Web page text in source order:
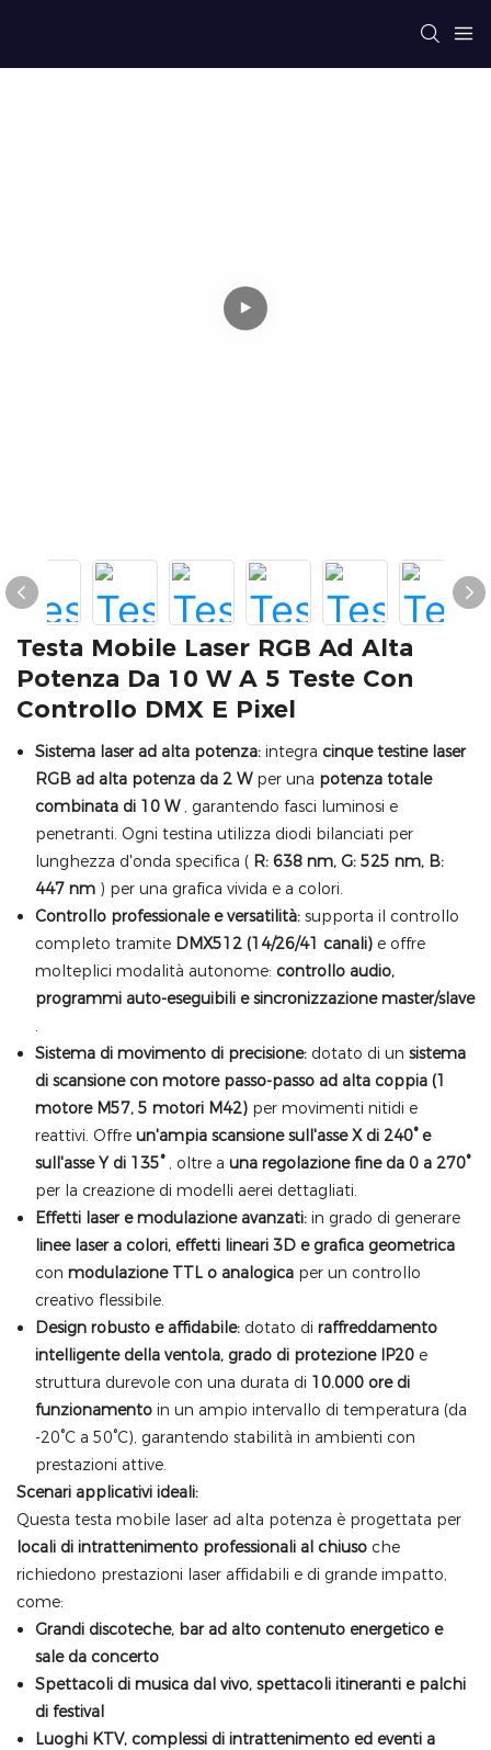
Testa Mobile Laser RGB Ad Alta
Potenza Da 10 W A 5 Teste Con
Controllo DMX E Pixel
Sistema laser ad alta potenza:integra cinque testine laser
RGB ad alta potenza da 2 Wper una potenza totale
combinata di 10 W, garantendo fasci luminosi e
penetranti. Ogni testina utilizza diodi bilanciati per
lunghezza d'onda specifica ( R: 638 nm, G: 525 nm, B:
447 nm) per una grafica vivida e a colori.
Controllo professionale e versatilità:supporta il controllo
completo tramite DMX512 (14/26/41 canali)e offre
molteplici modalità autonome: controllo audio,
programmi auto-eseguibili e sincronizzazione master/slave
.
Sistema di movimento di precisione:dotato di un sistema
di scansione con motore passo-passo ad alta coppia (1
motore M57, 5 motori M42)per movimenti nitidi e
reattivi. Offre un'ampia scansione sull'asse X di 240° e
sull'asse Y di 135°, oltre a una regolazione fine da 0 a 270°
per la creazione di modelli aerei dettagliati.
Effetti laser e modulazione avanzati:in grado di generare
linee laser a colori, effetti lineari 3D e grafica geometrica
con modulazione TTL o analogicaper un controllo
creativo flessibile.
Design robusto e affidabile:dotato di raffreddamento
intelligente della ventola, grado di protezione IP20e
struttura durevole con una durata di 10.000 ore di
funzionamentoin un ampio intervallo di temperatura (da
-20°C a 50°C), garantendo stabilità in ambienti con
prestazioni attive.
Scenari applicativi ideali:
Questa testa mobile laser ad alta potenza è progettata per
locali di intrattenimento professionali al chiuso che
richiedono prestazioni laser affidabili e di grande impatto,
come:
Grandi discoteche, bar ad alto contenuto energetico e
sale da concerto
Spettacoli di musica dal vivo, spettacoli itineranti e palchi
di festival
Luoghi KTV, complessi di intrattenimento ed eventi a